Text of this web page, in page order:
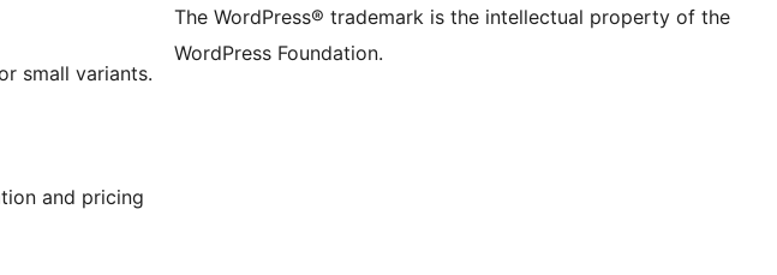
small variants.
and pricing
The WordPress® trademark is the intellectual property of the
WordPress Foundation.